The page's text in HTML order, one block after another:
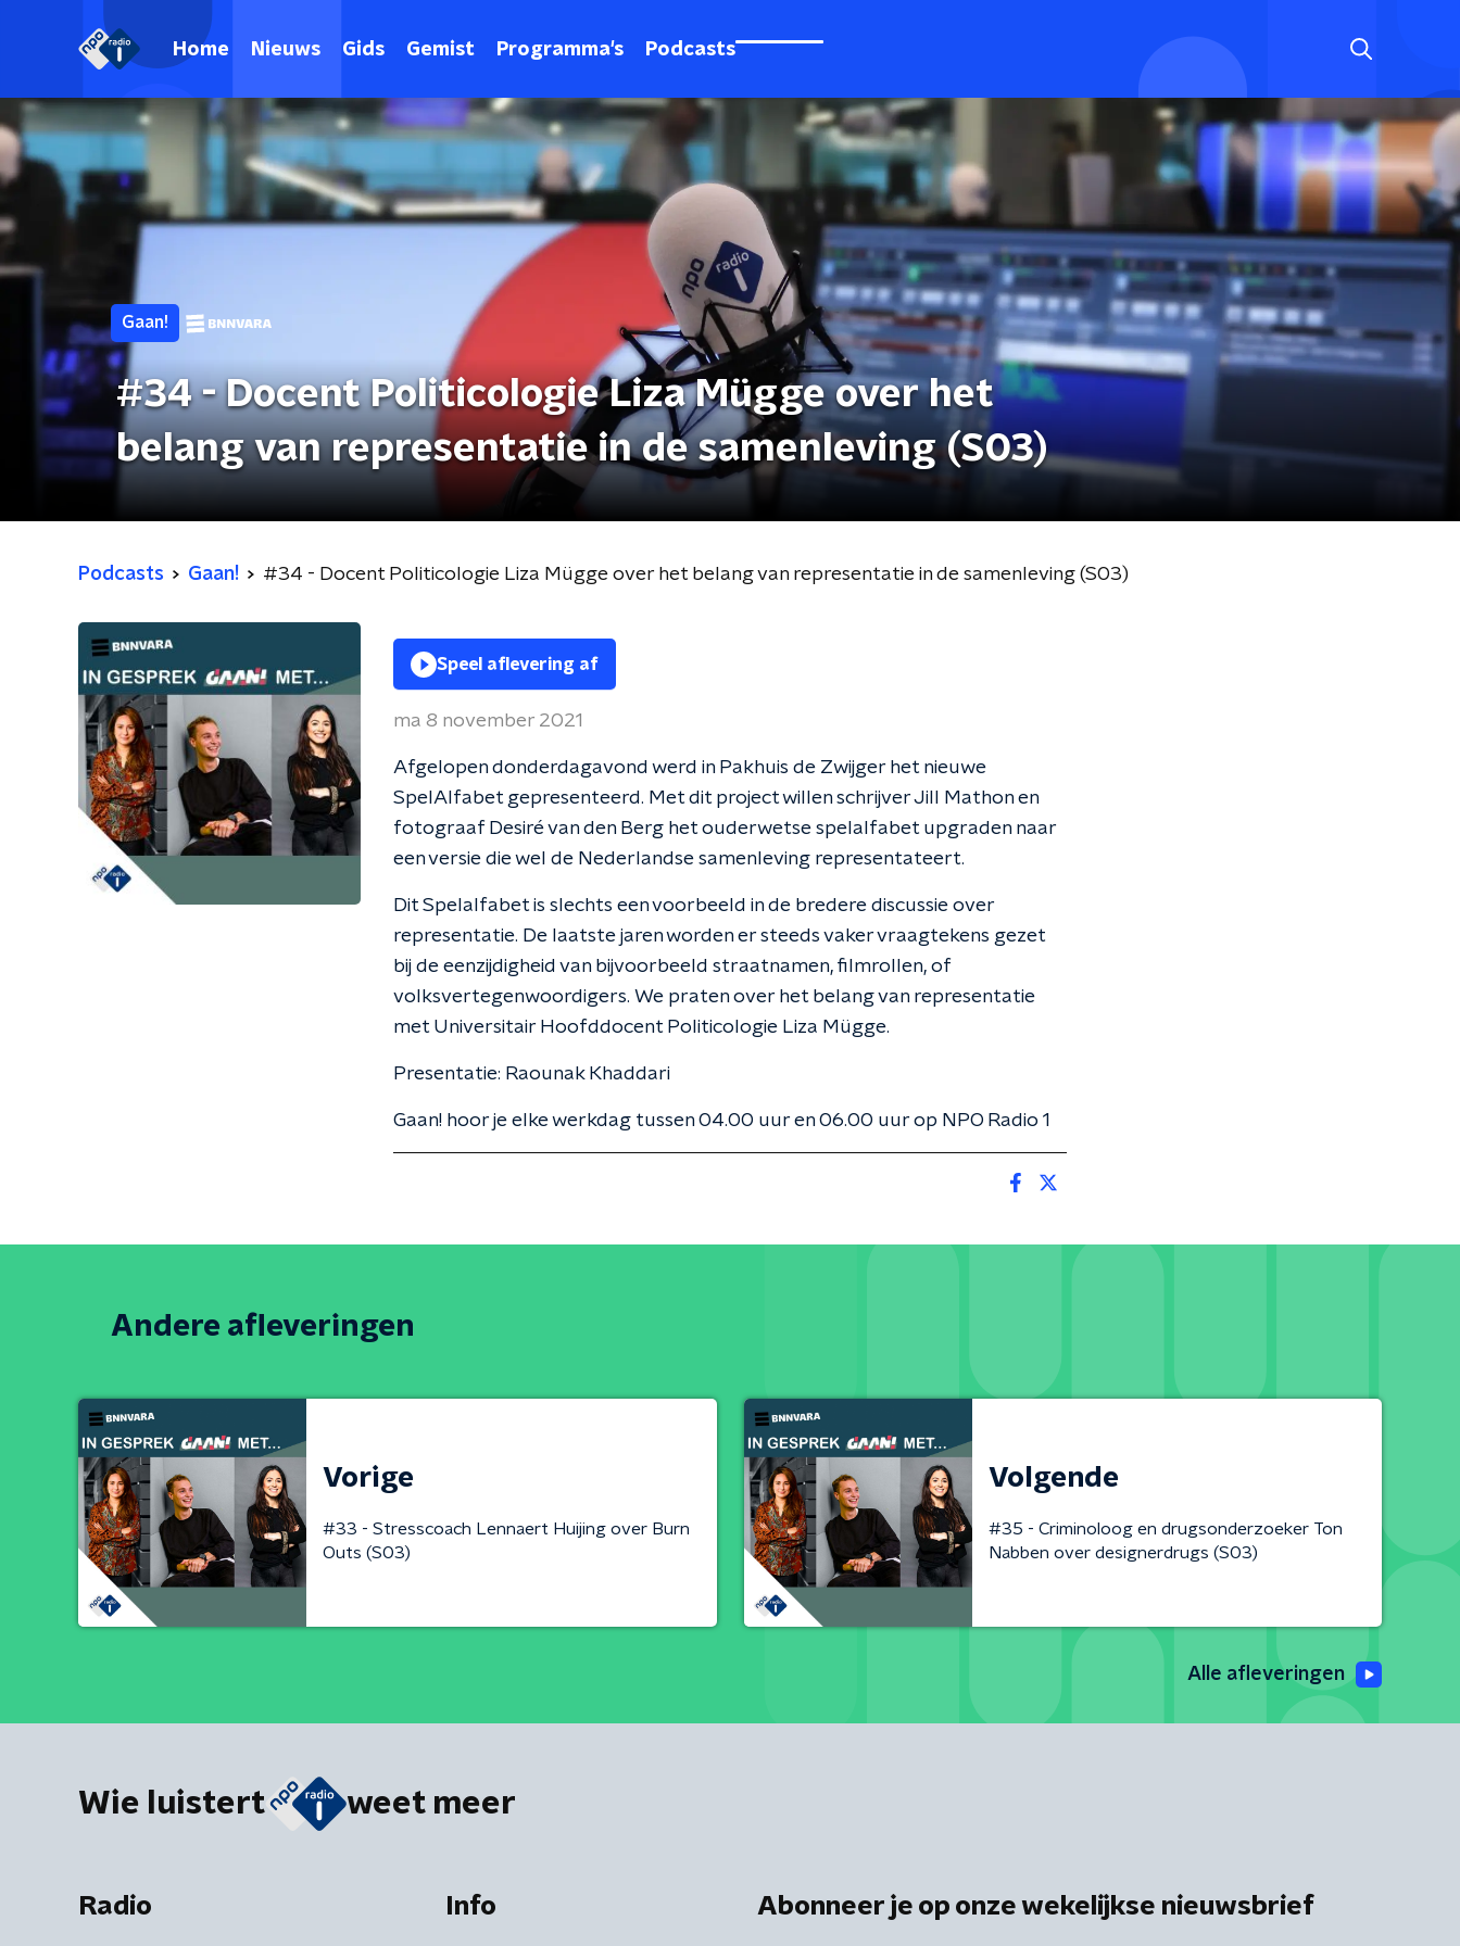
Home Nieuws Gids Gemist Programma's Podcasts
Gaan!
#34 - Docent Politicologie Liza Mügge over het
belang van representatie in de samenleving (S03)
Podcasts Gaan! #34 - Docent Politicologie Liza Mügge over het belang van representatie in de samenleving (S03)
Speel aflevering af
ma 8 november 2021
Afgelopen donderdagavond werd in Pakhuis de Zwijger het nieuwe
SpelAlfabet gepresenteerd. Met dit project willen schrijver Jill Mathon en
fotograaf Desiré van den Berg het ouderwetse spelalfabet upgraden naar
een versie die wel de Nederlandse samenleving representateert.
Dit Spelalfabet is slechts een voorbeeld in de bredere discussie over
representatie. De laatste jaren worden er steeds vaker vraagtekens gezet
bij de eenzijdigheid van bijvoorbeeld straatnamen, filmrollen, of
volksvertegenwoordigers. We praten over het belang van representatie
met Universitair Hoofddocent Politicologie Liza Mügge.
Presentatie: Raounak Khaddari
Gaan! hoor je elke werkdag tussen 04.00 uur en 06.00 uur op NPO Radio 1
Andere afleveringen
Vorige
#33 - Stresscoach Lennaert Huijing over Burn
Outs (S03)
Volgende
#35 - Criminoloog en drugsonderzoeker Ton
Nabben over designerdrugs (S03)
Alle afleveringen
Wie luistert weet meer
Radio Info Abonneer je op onze wekelijkse nieuwsbrief